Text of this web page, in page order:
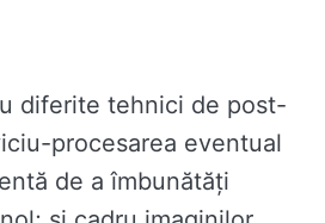
diferite tehnici de post-
procesarea eventual
de a îmbunătăți